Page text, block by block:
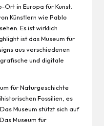
Ort in Europa für Kunst.
Künstlern wie Pablo
Es ist wirklich
ist das Museum für
aus verschiedenen
und digitale
für Naturgeschichte
Fossilien, es
Museum stützt sich auf
Museum für